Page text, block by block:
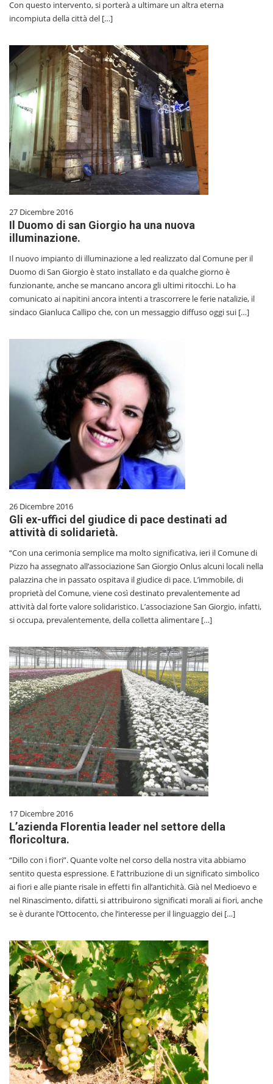
Con questo intervento, si porterà a ultimare un altra eterna
incompiuta della città del […]
27 Dicembre 2016
Il Duomo di san Giorgio ha una nuova
illuminazione.
Il nuovo impianto di illuminazione a led realizzato dal Comune per il
Duomo di San Giorgio è stato installato e da qualche giorno è
funzionante, anche se mancano ancora gli ultimi ritocchi. Lo ha
comunicato ai napitini ancora intenti a trascorrere le ferie natalizie, il
sindaco Gianluca Callipo che, con un messaggio diffuso oggi sui […]
26 Dicembre 2016
Gli ex-uffici del giudice di pace destinati ad
attività di solidarietà.
“Con una cerimonia semplice ma molto significativa, ieri il Comune di
Pizzo ha assegnato all’associazione San Giorgio Onlus alcuni locali nella
palazzina che in passato ospitava il giudice di pace. L’immobile, di
proprietà del Comune, viene così destinato prevalentemente ad
attività dal forte valore solidaristico. L’associazione San Giorgio, infatti,
si occupa, prevalentemente, della colletta alimentare […]
17 Dicembre 2016
L’azienda Florentia leader nel settore della
floricoltura.
“Dillo con i fiori”. Quante volte nel corso della nostra vita abbiamo
sentito questa espressione. E l’attribuzione di un significato simbolico
ai fiori e alle piante risale in effetti fin all’antichità. Già nel Medioevo e
nel Rinascimento, difatti, si attribuirono significati morali ai fiori, anche
se è durante l’Ottocento, che l’interesse per il linguaggio dei […]